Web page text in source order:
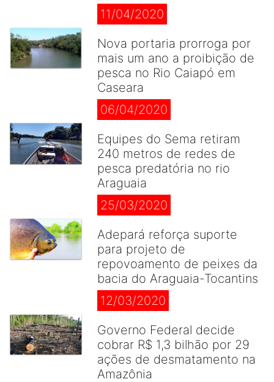
11/04/2020
Nova portaria prorroga por
mais um ano a proibição de
pesca no Rio Caiapó em
Caseara
06/04/2020
Equipes do Sema retiram
240 metros de redes de
pesca predatória no rio
Araguaia
25/03/2020
Adepará reforça suporte
para projeto de
repovoamento de peixes da
bacia do Araguaia-Tocantins
12/03/2020
Governo Federal decide
cobrar R$ 1,3 bilhão por 29
ações de desmatamento na
Amazônia